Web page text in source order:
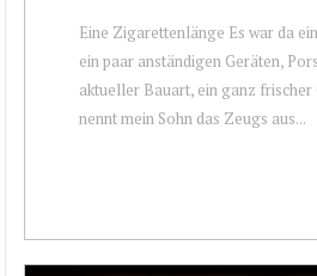
Eine Zigarettenlänge Es war da
ein paar anständigen Geräten,
aktueller Bauart, ein ganz frischer
nennt mein Sohn das Zeugs aus...